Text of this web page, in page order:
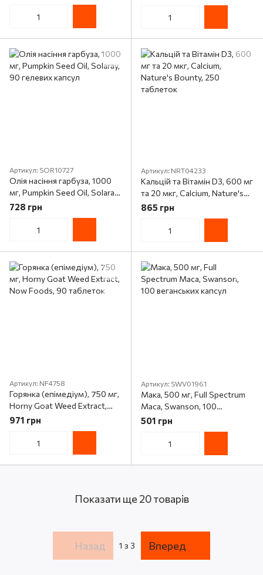
Артикул: SOR10727
Олія насіння гарбуза, 1000
мг, Pumpkin Seed Oil, Solaray,
90 гелевих капсул
728 грн
Артикул: NRT04233
Кальцій та Вітамін D3, 600 мг
та 20 мкг, Calcium, Nature's
Bounty, 250 таблеток
865 грн
Артикул: NF4758
Горянка (епімедіум), 750 мг,
Horny Goat Weed Extract,
Now Foods, 90 таблеток
971 грн
Артикул: SWV01961
Мака, 500 мг, Full Spectrum
Maca, Swanson, 100
веганських капсул
501 грн
Показати ще 20 товарів
Назад 1 з 3 Вперед